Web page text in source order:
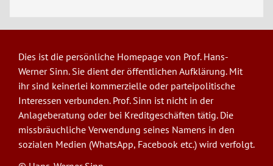
Dies ist die persönliche Homepage von Prof. Hans-
Werner Sinn. Sie dient der öffentlichen Aufklärung. Mit
ihr sind keinerlei kommerzielle oder parteipolitische
Interessen verbunden. Prof. Sinn ist nicht in der
Anlageberatung oder bei Kreditgeschäften tätig. Die
missbräuchliche Verwendung seines Namens in den
sozialen Medien (WhatsApp, Facebook etc.) wird verfolgt.